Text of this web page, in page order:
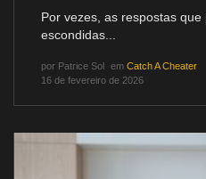
Por vezes, as respostas
escondidas...
por Patrice Sol em Catch A Cheater
16 de fevereiro de 2026